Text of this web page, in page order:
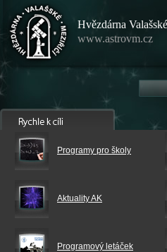
Hvězdárna
www.astrovm.cz
Programy pro školy
Aktuality AK
Programový letáček